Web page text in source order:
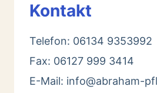
Kontakt
Telefon: 06134 9353992
Fax: 06127 999 3414
E-Mail: info@abraham-